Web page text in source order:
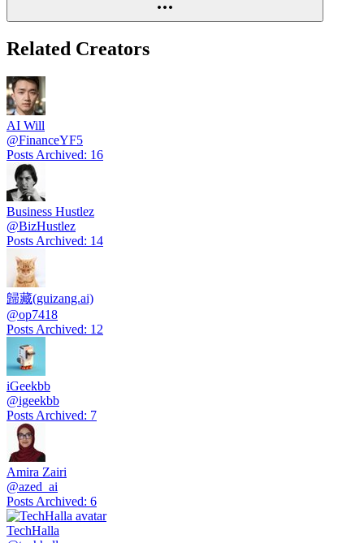
Related Creators
AI Will
@FinanceYF5
Posts Archived: 16
Business Hustlez
@BizHustlez
Posts Archived: 14
歸藏(guizang.ai)
@op7418
Posts Archived: 12
iGeekbb
@igeekbb
Posts Archived: 7
Amira Zairi
@azed_ai
Posts Archived: 6
TechHalla